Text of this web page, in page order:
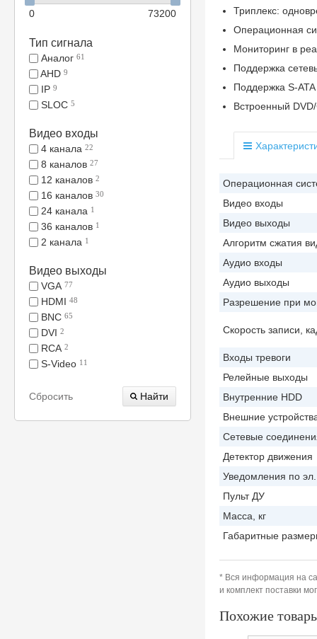
0 73200
Тип сигнала
Аналог 61
AHD 9
IP 9
SLOC 5
Видео входы
4 канала 22
8 каналов 27
12 каналов 2
16 каналов 30
24 канала 1
36 каналов 1
2 канала 1
Видео выходы
VGA 77
HDMI 48
BNC 65
DVI 2
RCA 2
S-Video 11
Сбросить
Триплекс:
Операционная
Мониторинг в
Поддержка
Поддержка S-
Встроенный
Операционная
Видео входы
Видео выходы
Алгоритм сжатия
Аудио входы
Аудио выходы
Разрешение при
Скорость записи,
Входы тревоги
Релейные выходы
Внутренние HDD
Внешние
Сетевые
Детектор движения
Уведомления по
Пульт ДУ
Масса, кг
Габаритные
* Вся информация на
и комплект поставки
Похожие